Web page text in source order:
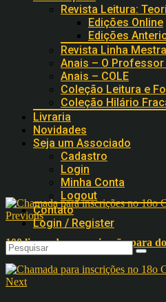
Revista Leitura:
Edições Online
Edições
Revista Linha Mestra
Anais – O
Anais – COLE
Coleção Leitura e
Coleção Hilário
Livraria
Novidades
Seja um Associado
Cadastro
Login
Minha Conta
Logout
Contato
Login / Register
Previous
100 livros de comunicação para
Next